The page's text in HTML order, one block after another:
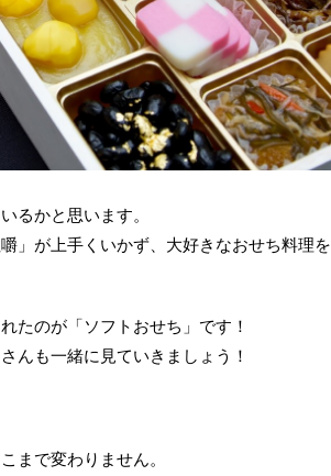
るかと思います。
」が上手くいかず、大好きなおせち料理を
たのが「ソフトおせち」です！
んも一緒に見ていきましょう！
まで変わりません。